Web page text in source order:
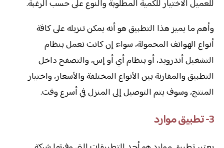
للعميل الاختيار للكمية المطلوبة والنوع على حسب الرغبة.
وأهم ما يميز هذا التطبيق هو أنه يمكن تنزيله على كافة
أنواع الهواتف المحمولة، سواء إن كانت تعمل بنظام
التشغيل أندرويد، أو بنظام أي أو إس، والتصفح داخل
التطبيق والمقارنة بين الأنواع المختلفة والأسعار، واختيار
المنتج، وسوف يتم التوصيل إلى المنزل في أسرع وقت.
3- تطبيق موارد